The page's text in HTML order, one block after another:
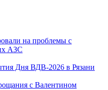
на проблемы с
АЗС
Дня ВДВ-2026 в Рязани
с Валентином